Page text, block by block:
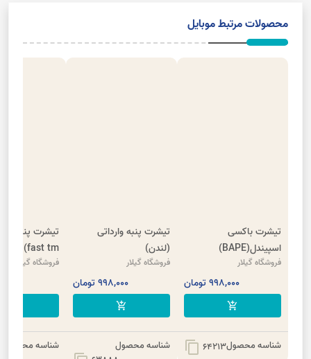
محصولات مرتبط موبایل
تیشرت باکسی
اسپیندل(BAPE)
فروشگاه گیلار
998,000 تومان
add_shopping_cart
شناسه محصول64213
content_copy
تیشرت پنبه وارداتی
(لندن)
فروشگاه گیلار
998,000 تومان
add_shopping_cart
شناسه محصول
fast tm)
فروشگاه گیلار
شناسه محصول